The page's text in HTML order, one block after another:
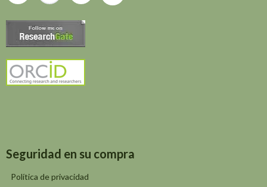
Seguridad en su compra
Política de privacidad